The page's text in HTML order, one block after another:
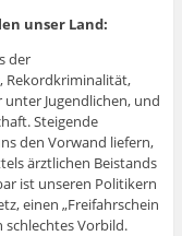
unser Land:
der
Rekordkriminalität,
Jugendlichen, und
Steigende
den Vorwand liefern,
ärztlichen Beistands
ist unseren Politikern
einen „Freifahrschein
schlechtes Vorbild.